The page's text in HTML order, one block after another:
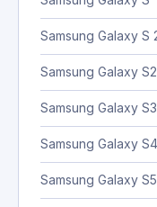
Samsung Galaxy S
Samsung Galaxy
Samsung Galaxy S3
Samsung Galaxy S4
Samsung Galaxy S5